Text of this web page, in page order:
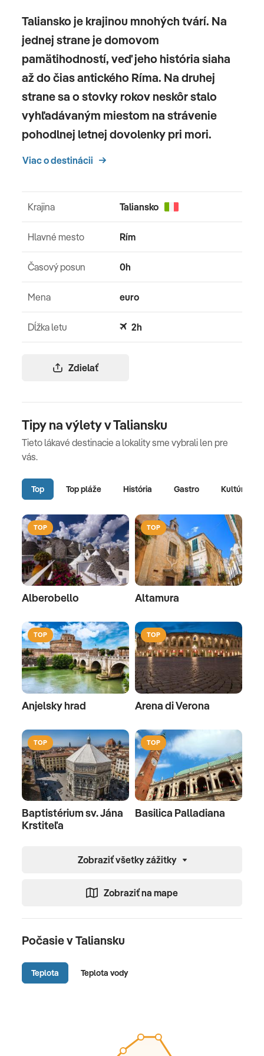
Casa di Giulietta
Piazza dei Signori
Lago di Garda
Sirmione
6. deň
Príchod na Slovensko v skorých ranných hodinách.
Taliansko je krajinou mnohých tvárí. Na
jednej strane je domovom
pamätihodností, veď jeho história siaha
až do čias antického Ríma. Na druhej
strane sa o stovky rokov neskôr stalo
vyhľadávaným miestom na strávenie
pohodlnej letnej dovolenky pri mori.
Viac o destinácii
Zdielať
Krajina Taliansko
Hlavné mesto Rím
Časový posun 0h
Mena euro
Dĺžka letu 2h
Tipy na výlety v Taliansku
Tieto lákavé destinacie a lokality sme vybrali len pre
vás.
Top Top pláže História Gastro Kultúra
TOP
Alberobello
TOP
Altamura
TOP
Anjelsky hrad
TOP
Arena di Verona
TOP
Baptistérium sv. Jána
Krstiteľa
TOP
Basilica Palladiana
Zobraziť všetky zážitky
Zobraziť na mape
Počasie v Taliansku
Teplota Teplota vody